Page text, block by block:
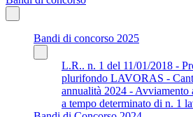
Bandi di concorso 2025
L.R.. n. 1 del 11/01/2018 -
plurifondo LAVORAS -
annualità 2024 - Avviamento
a tempo determinato di n. 1